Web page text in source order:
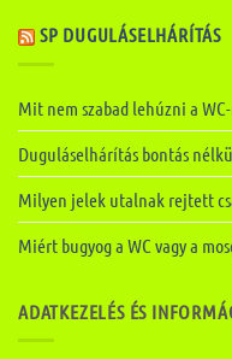
SP DUGULÁSELHÁRÍTÁS
Mit nem szabad lehúzni a
Duguláselhárítás bontás
Milyen jelek utalnak rejtett
Miért bugyog a WC vagy a
ADATKEZELÉS ÉS